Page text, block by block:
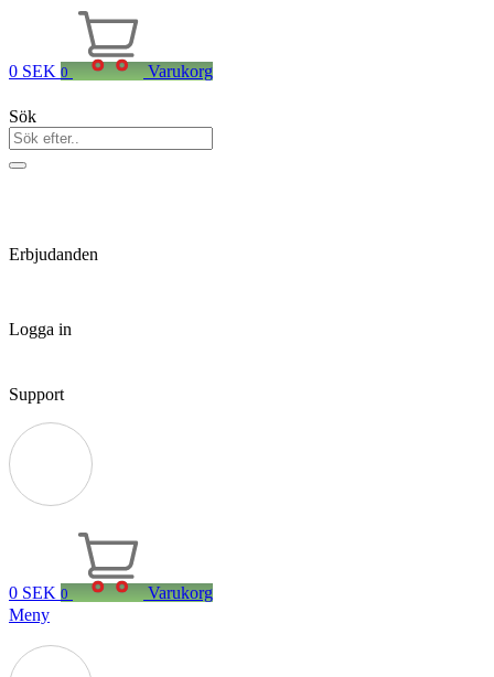
0 SEK 0 Varukorg
Sök
Erbjudanden
Logga in
Support
0 SEK 0
Varukorg
Meny